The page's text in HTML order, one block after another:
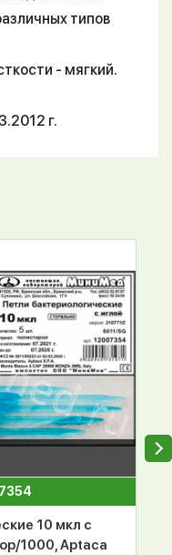
типов
- мягкий.
г.
10 мкл с
1000, Aptaca